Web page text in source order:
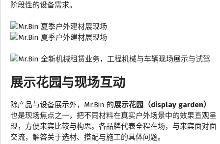
阶段性的设备需求。
展示花园与现场互动
除产品与设备展示外，Mr.Bin 的展示花园（display garden）
也是现场焦点之一，把不同材料在真实户外场景中的效果直观呈
现，方便来宾比较与构思。各品牌代表全程在场，与来宾面对面
交流，解答关于选材、搭配与施工的具体问题。